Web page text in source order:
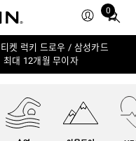
0
Total
in
켓 럭키 드로우 / 삼성카드
최대 12개월 무이자